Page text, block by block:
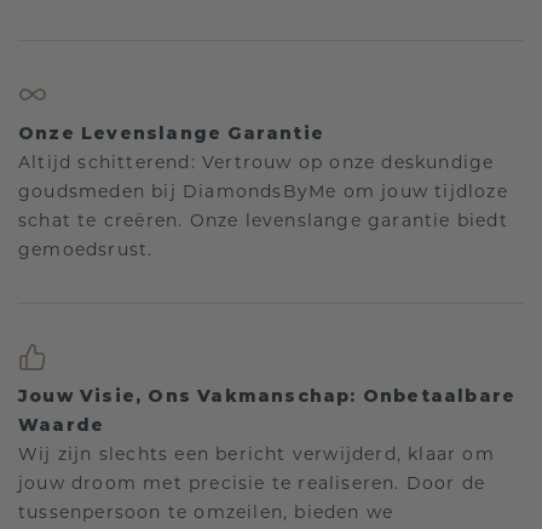
Onze Levenslange Garantie
Altijd schitterend: Vertrouw op onze deskundige
goudsmeden bij DiamondsByMe om jouw tijdloze
schat te creëren. Onze levenslange garantie biedt
gemoedsrust.
Jouw Visie, Ons Vakmanschap: Onbetaalbare
Waarde
Wij zijn slechts een bericht verwijderd, klaar om
jouw droom met precisie te realiseren. Door de
tussenpersoon te omzeilen, bieden we